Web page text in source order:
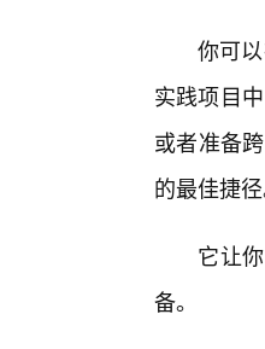
你可
实践项目
或者准备
的最佳捷径
它让
备。